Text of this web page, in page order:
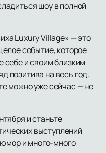
шоу в полной
Luxury Village» — это
событие, которое
себе и своим близким
позитива на весь год.
можно уже сейчас — не
и станьте
выступлений
и много-много